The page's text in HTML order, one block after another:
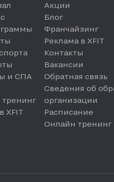
и СПА
XFIT
Акции
Блог
Франчайзинг
Реклама в XFIT
Контакты
Вакансии
Обратная связь
Сведения об
организации
Расписание
Онлайн тренинг